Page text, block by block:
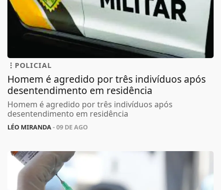
POLICIAL
Homem é agredido por três indivíduos após
desentendimento em residência
Homem é agredido por três indivíduos após
desentendimento em residência
LÉO MIRANDA- 09 DE AGO